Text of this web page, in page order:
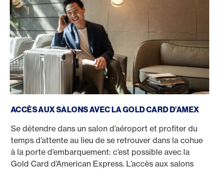
ACCÈS AUX SALONS AVEC LA GOLD CARD D’AMEX
Se détendre dans un salon d’aéroport et profiter du
temps d’attente au lieu de se retrouver dans la cohue
à la porte d’embarquement: c’est possible avec la
Gold Card d’American Express. L’accès aux salons